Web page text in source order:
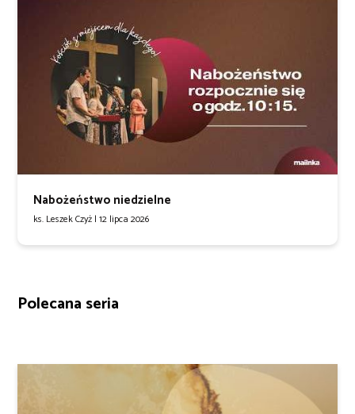
Nabożeństwo niedzielne
ks. Leszek Czyż | 12 lipca 2026
Polecana seria